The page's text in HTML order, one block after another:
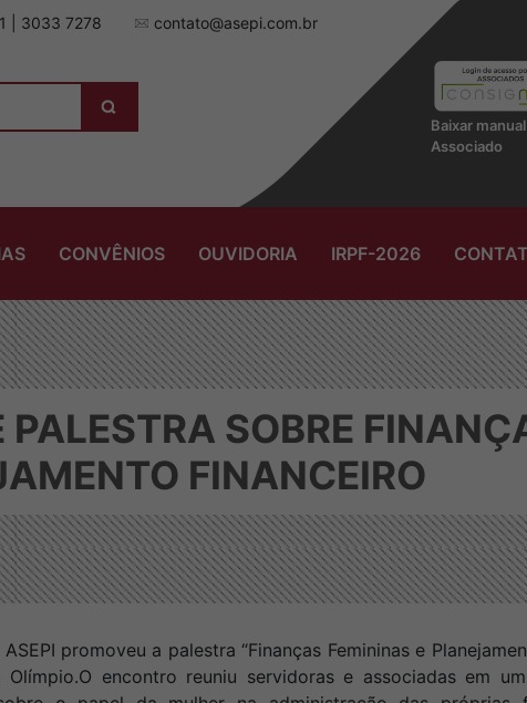
| 3033 7278 contato@asepi.com.br
Baixar manual
Associado
CONVÊNIOS OUVIDORIA IRPF-2026
SOBRE
FINANCEIRO
promoveu a palestra “Finanças Femininas e
Olímpio.O encontro reuniu servidoras e associadas em